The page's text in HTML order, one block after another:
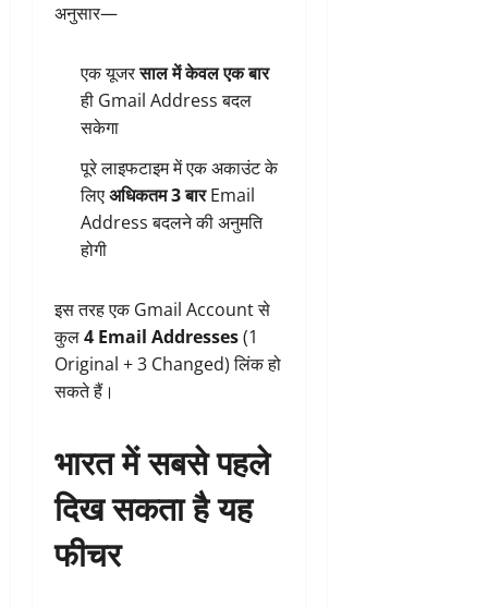
अनुसार—
एक यूजरसाल में केवल एक बार
ही Gmail Address बदल
सकेगा
पूरे लाइफटाइम में एक अकाउंट के
लिएअधिकतम 3 बारEmail
Address बदलने की अनुमति
होगी
इस तरह एक Gmail Account से
कुल4 Email Addresses(1
Original + 3 Changed) लिंक हो
सकते हैं।
भारत में सबसे पहले
दिख सकता है यह
फीचर